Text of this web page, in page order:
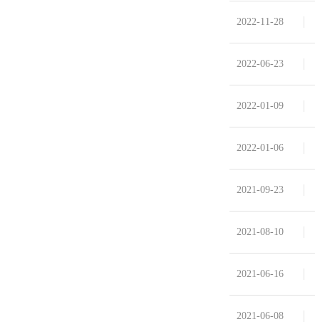
2022-11-28
2022-06-23
2022-01-09
2022-01-06
2021-09-23
2021-08-10
2021-06-16
2021-06-08